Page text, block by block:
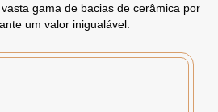
gama de bacias de cerâmica por
um valor inigualável.